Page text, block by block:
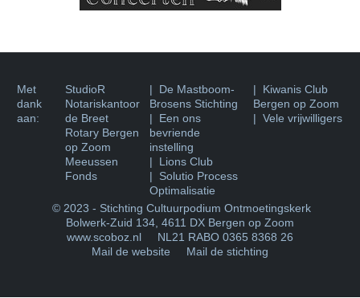
Met
dank
aan:
StudioR
Notariskantoor
de Breet
Rotary Bergen
op Zoom
Meeussen
Fonds
| De Mastboom-
Brosens Stichting
| Een ons
bevriende
instelling
| Lions Club
| Solutio Process
Optimalisatie
| Kiwanis Club
Bergen op Zoom
| Vele vrijwilligers
© 2023 - Stichting Cultuurpodium Ontmoetingskerk
Bolwerk-Zuid 134 4611 DX Bergen op Zoom
www.scoboz.nl NL21 RABO 0365 8368 26
Mail de website
Mail de stichting